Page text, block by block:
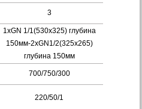
3
1хGN 1/1(530х325) глубина
150мм-2xGN1/2(325x265)
глубина 150мм
700/750/300
220/50/1